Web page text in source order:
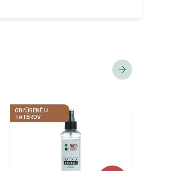
OBĽÚBENÉ U
TATÉROV